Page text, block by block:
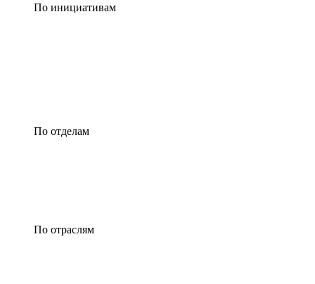
По инициативам
По отделам
По отраслям